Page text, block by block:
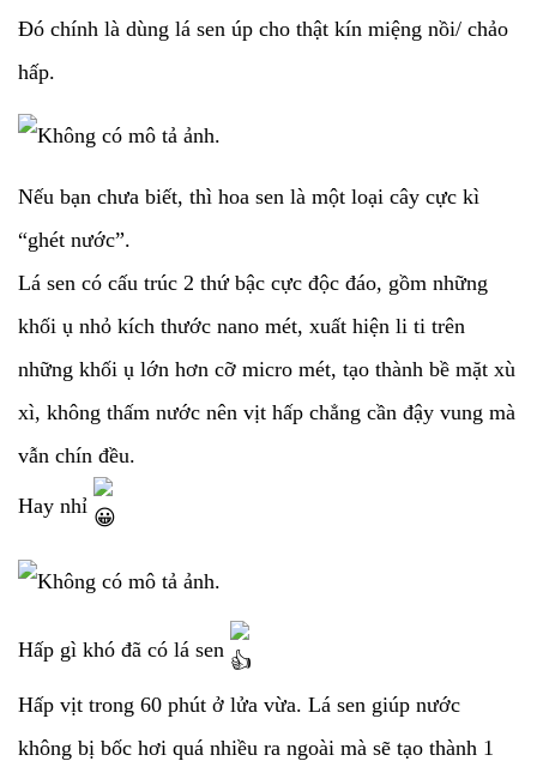
Đó chính là dùng lá sen úp cho thật kín miệng nồi/ chảo
hấp.
Nếu bạn chưa biết, thì hoa sen là một loại cây cực kì
“ghét nước”.
Lá sen có cấu trúc 2 thứ bậc cực độc đáo, gồm những
khối ụ nhỏ kích thước nano mét, xuất hiện li ti trên
những khối ụ lớn hơn cỡ micro mét, tạo thành bề mặt xù
xì, không thấm nước nên vịt hấp chẳng cần đậy vung mà
vẫn chín đều.
Hay nhỉ
Hấp gì khó đã có lá sen
Hấp vịt trong 60 phút ở lửa vừa. Lá sen giúp nước
không bị bốc hơi quá nhiều ra ngoài mà sẽ tạo thành 1